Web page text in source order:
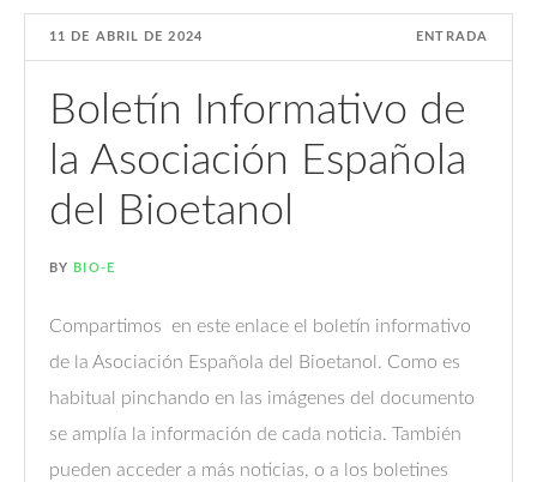
11 DE ABRIL DE 2024 ENTRADA
Boletín Informativo de
la Asociación Española
del Bioetanol
BY BIO-E
Compartimos en este enlace el boletín informativo
de la Asociación Española del Bioetanol. Como es
habitual pinchando en las imágenes del documento
se amplía la información de cada noticia. También
pueden acceder a más noticias, o a los boletines